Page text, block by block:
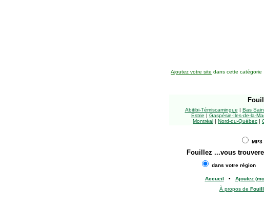
Ajoutez votre site dans cette catégorie
Abitibi-Témiscamingue | Bas
Estrie | Gaspésie-Îles-de-la-
Montréal | Nord-du-Québec |
Fouillez ...vous
dans votre région
Accueil • Ajoutez
À propos de